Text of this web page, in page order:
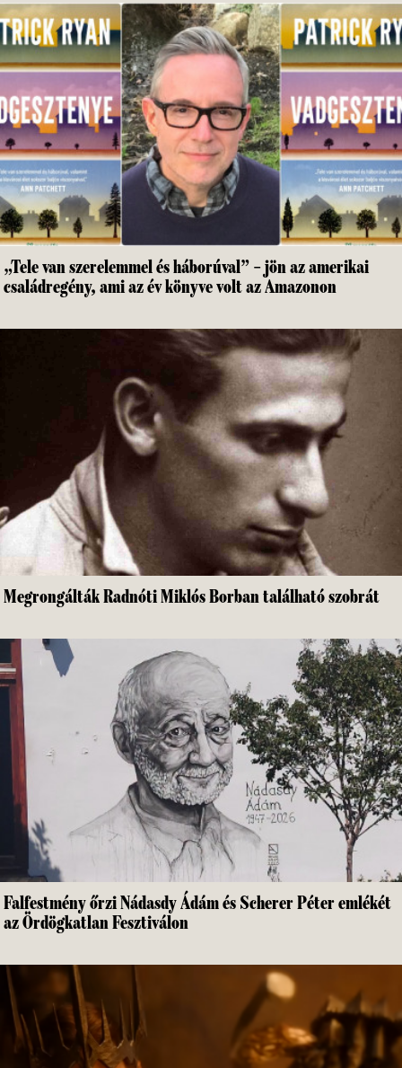
„Tele van szerelemmel és háborúval” – jön az amerikai
családregény, ami az év könyve volt az Amazonon
Megrongálták Radnóti Miklós Borban található szobrát
Falfestmény őrzi Nádasdy Ádám és Scherer Péter emlékét
az Ördögkatlan Fesztiválon